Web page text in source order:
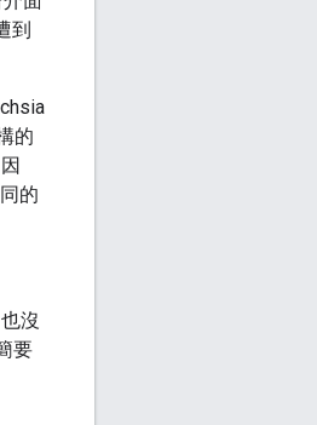
到
的
的
沒
要